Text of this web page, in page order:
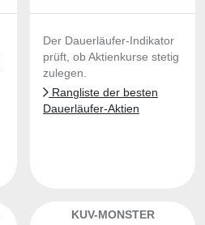
Der Dauerläufer-Indikator
prüft, ob Aktienkurse stetig
zulegen.
Rangliste der besten
Dauerläufer-Aktien
KUV-MONSTER